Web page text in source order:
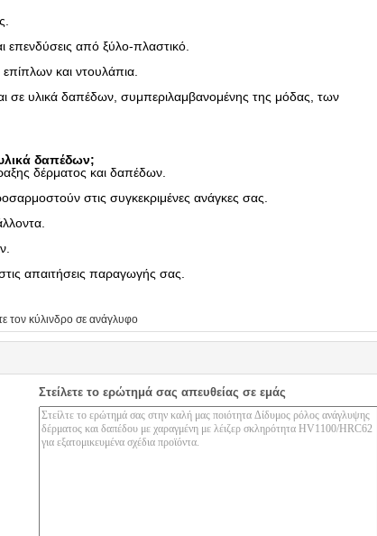
επενδύσεις από ξύλο-πλαστικό.
και ντουλάπια.
σε υλικά δαπέδων, συμπεριλαμβανομένης της μόδας, των
δαπέδων;
δέρματος και δαπέδων.
στις συγκεκριμένες ανάγκες σας.
απαιτήσεις παραγωγής σας.
τον κύλινδρο σε ανάγλυφο
Στείλετε το ερώτημά σας απευθείας σε εμάς